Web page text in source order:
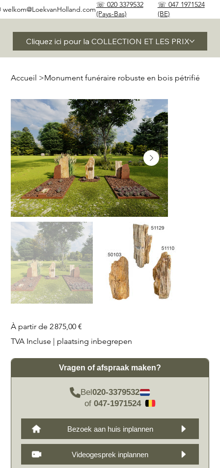
Cliquez ici pour la COLLECTION ET LES PRIX
☏ 020 3379532
(Pays-Bas)
☏ 047 1971524
(BE)
welkom@LoekvanHolland.com
Accueil >Monument funéraire robuste en bois pétrifié
À partir de Prix
2 875,00 €
TVA Incluse
plaatsing inbegrepen
Vragen of afspraak maken?
Bel020-3379532
of 047-1971524
Bezoek aan huis inplannen
Videogesprek inplannen